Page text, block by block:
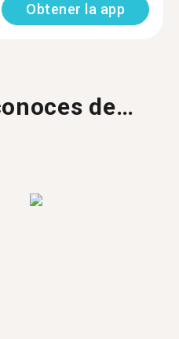
Obtener la app
de…